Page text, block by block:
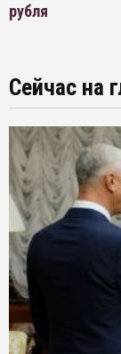
рубля
Сейчас на